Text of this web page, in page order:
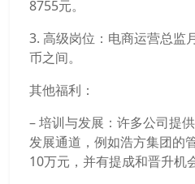
8755元。
3. 高级岗位：电商运营总监
币之间。
其他福利：
– 培训与发展：许多公司提
发展通道，例如浩方集团的
10万元，并有提成和晋升机会